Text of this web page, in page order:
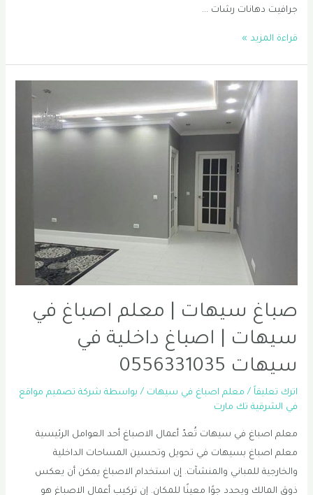
جرافيت دهانات رشات …
دهان
0556331035
قراءة المزيد »
صباغ سيهات | معلم اصباغ في
سيهات | اصباغ داخلية في
سيهات 0556331035
اترك تعليقاً / معلم اصباغ في سيهات / بواسطة شركة تصميم مواقع
في الشرقية تك مارت
معلم اصباغ في سيهات تُعدّ أعمال الاصباغ أحد العوامل الرئيسية
معلم اصباغ بسيهات في تحويل وتحسين المساحات الداخلية
والخارجية للمباني والمنشآت. إن استخدام الاصباغ يمكن أن يعكس
ذوق المالك ويحدد جوًا معينًا للمكان. إن تركيب أعمال الاصباغ هو